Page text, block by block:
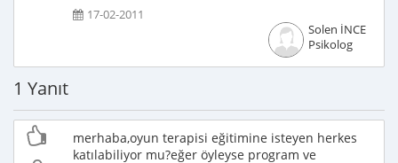
17-02-2011
Solen İNCE
Psikolog
1 Yanıt
merhaba,oyun terapisi eğitimine isteyen herkes
katılabiliyor mu?eğer öyleyse program ve